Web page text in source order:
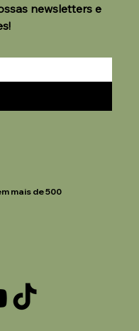
newsletters e
mais de 500